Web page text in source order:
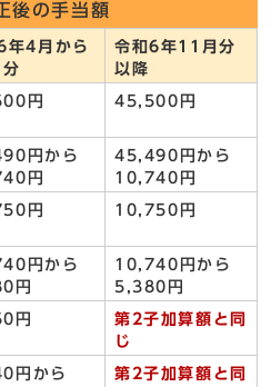
後の手当額
年4月から
令和6年11月分
以降
円 45,500円
円から
円
45,490円から
10,740円
円 10,750円
円から
円
10,740円から
5,380円
円
第2子加算額と同
じ
円から
第2子加算額と同